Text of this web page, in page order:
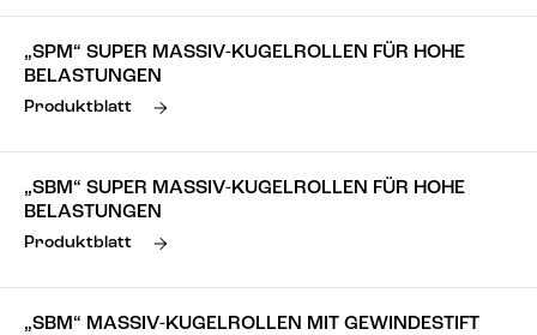
„SPM“ SUPER MASSIV-KUGELROLLEN FÜR HOHE
BELASTUNGEN
Produktblatt
„SBM“ SUPER MASSIV-KUGELROLLEN FÜR HOHE
BELASTUNGEN
Produktblatt
„SBM“ MASSIV-KUGELROLLEN MIT GEWINDESTIFT